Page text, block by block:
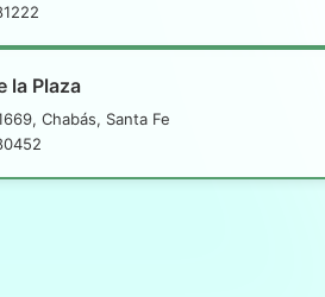
la Plaza
Chabás, Santa Fe